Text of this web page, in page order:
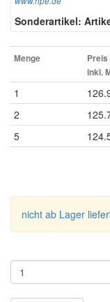
Sonderartikel:
Menge
Preis
inkl.
1
2
5
nicht ab Lager